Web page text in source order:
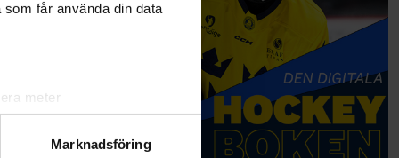
får använda din data
meter
. Du kan ändra
Marknadsföring